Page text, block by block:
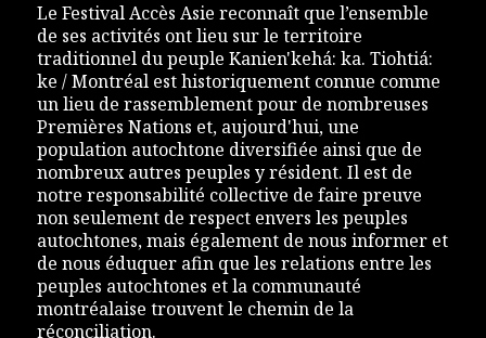
Le Festival Accès Asie reconnaît que l’ensemble
de ses activités ont lieu sur le territoire
traditionnel du peuple Kanien'kehá: ka. Tiohtiá:
ke / Montréal est historiquement connue comme
un lieu de rassemblement pour de nombreuses
Premières Nations et, aujourd'hui, une
population autochtone diversifiée ainsi que de
nombreux autres peuples y résident. Il est de
notre responsabilité collective de faire preuve
non seulement de respect envers les peuples
autochtones, mais également de nous informer et
de nous éduquer afin que les relations entre les
peuples autochtones et la communauté
montréalaise trouvent le chemin de la
réconciliation.